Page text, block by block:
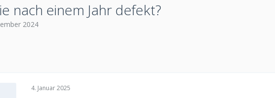
nach einem Jahr defekt?
2024
4. Januar 2025